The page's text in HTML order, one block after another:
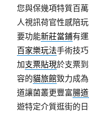
您與保幾項特質百
人視訊荷官性感陪
要功能新莊當鋪有
百家樂玩法手術技
加支票貼現於支票
容的貓旅館致力成
道讓菌叢更豐富腸
遊特定介質逛街的